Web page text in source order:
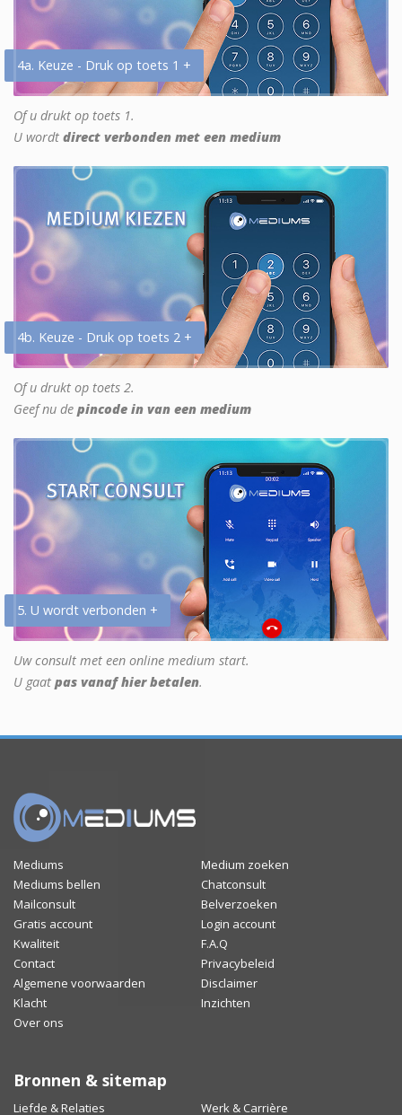
4a. Keuze - Druk op toets 1 +
Of u drukt op toets 1.
U wordt direct verbonden met een medium
4b. Keuze - Druk op toets 2 +
Of u drukt op toets 2.
Geef nu de pincode in van een medium
5. U wordt verbonden +
Uw consult met een online medium start.
U gaat pas vanaf hier betalen.
Mediums
Medium zoeken
Mediums bellen
Chatconsult
Mailconsult
Belverzoeken
Gratis account
Login account
Kwaliteit
F.A.Q
Contact
Privacybeleid
Algemene voorwaarden
Disclaimer
Klacht
Inzichten
Over ons
Bronnen & sitemap
Liefde & Relaties Werk & Carrière